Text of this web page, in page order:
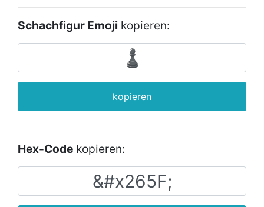
Schachfigur Emoji kopieren:
kopieren
Hex-Code kopieren: